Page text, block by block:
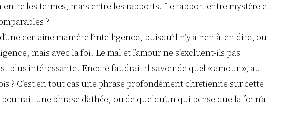
les termes, mais entre les rapports. Le rapport entre mystère et
?
certaine manière l’intelligence, puisqu’il n’y a rien à en dire, ou
mais avec la foi. Le mal et l’amour ne s’excluent-ils pas
plus intéressante. Encore faudrait-il savoir de quel « amour », au
? C’est en tout cas une phrase profondément chrétienne sur cette
une phrase d’athée, ou de quelqu’un qui pense que la foi n’a